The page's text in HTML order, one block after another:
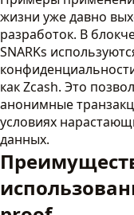
жизни уже давно
разработок. В
SNARKs
как Zcash. Это
анонимные
условиях
данных.